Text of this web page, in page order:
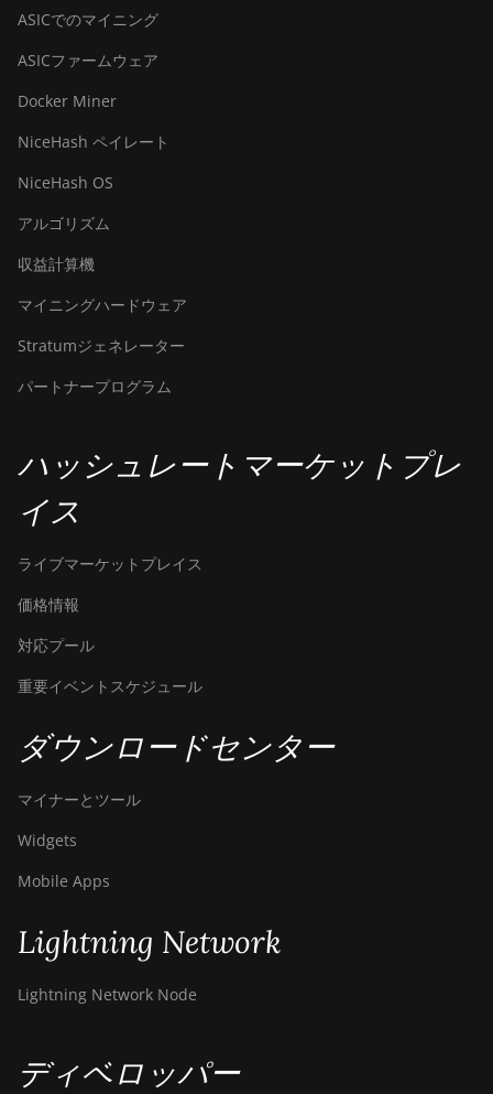
ASICでのマイニング
ASICファームウェア
Docker Miner
NiceHash ペイレート
NiceHash OS
アルゴリズム
収益計算機
マイニングハードウェア
Stratumジェネレーター
パートナープログラム
ハッシュレートマーケットプレ
イス
ライブマーケットプレイス
価格情報
対応プール
重要イベントスケジュール
ダウンロードセンター
マイナーとツール
Widgets
Mobile Apps
Lightning Network
Lightning Network Node
ディベロッパー